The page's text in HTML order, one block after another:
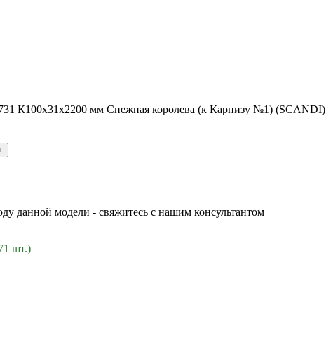
К100х31х2200 мм Снежная королева (к Карнизу №1) (SCANDI)
данной модели - свяжитесь с нашим консультантом
шт.)